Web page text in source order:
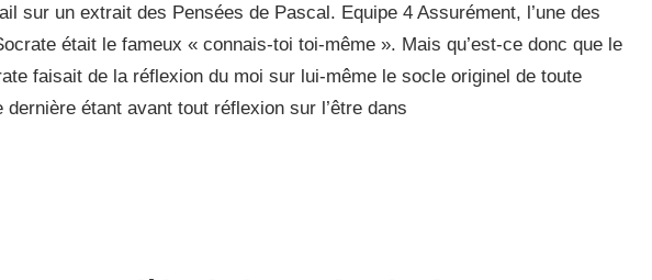
sur un extrait des Pensées de Pascal. Equipe 4 Assurément, l’une des
était le fameux « connais-toi toi-même ». Mais qu’est-ce donc que le
faisait de la réflexion du moi sur lui-même le socle originel de toute
étant avant tout réflexion sur l’être dans